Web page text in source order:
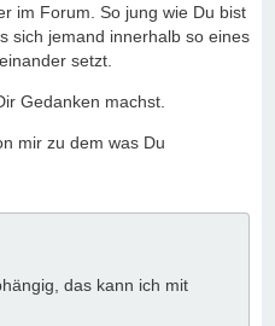
im Forum. So jung wie Du bist
sich jemand innerhalb so eines
setzt.
Gedanken machst.
mir zu dem was Du
das kann ich mit